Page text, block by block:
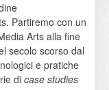
Partiremo con un
Arts alla fine
secolo scorso dal
e pratiche
di case studies